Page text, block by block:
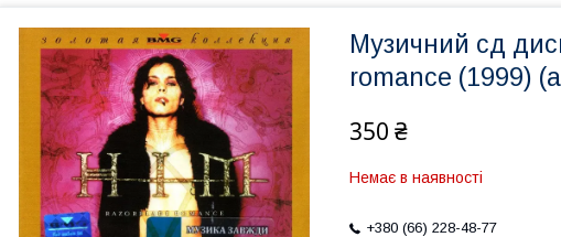
Музичний сд
romance (1999)
350 ₴
Немає в наявності
+380 (66) 228-48-77